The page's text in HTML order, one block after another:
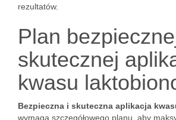
rezultatów.
Plan
skutecznej
kwasu
Bezpieczna i skuteczna aplikacja
wymaga szczegółowego planu, aby